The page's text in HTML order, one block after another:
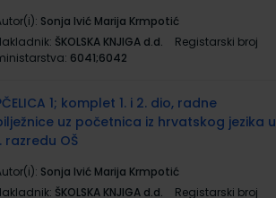
Sonja Ivić Marija Krmpotić
ŠKOLSKA KNJIGA d.d.
Registarski broj
6041;6042
1; komplet 1. i 2. dio, radne
uz početnica iz hrvatskog jezika u
razredu OŠ
Sonja Ivić Marija Krmpotić
ŠKOLSKA KNJIGA d.d.
Registarski broj